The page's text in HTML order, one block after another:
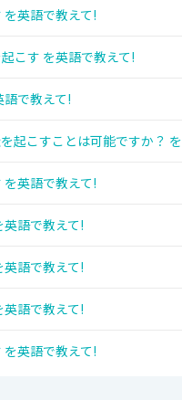
英語で教えて!
こす を英語で教えて!
で教えて!
起こすことは可能ですか？
英語で教えて!
語で教えて!
語で教えて!
語で教えて!
英語で教えて!